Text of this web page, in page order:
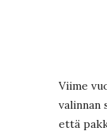
Viime
valinnan
että